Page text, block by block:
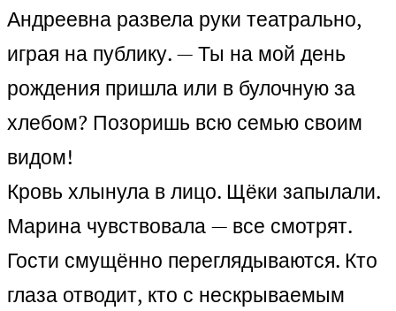
Андреевна развела руки театрально,
играя на публику. — Ты на мой день
рождения пришла или в булочную за
хлебом? Позоришь всю семью своим
видом!
Кровь хлынула в лицо. Щёки запылали.
Марина чувствовала — все смотрят.
Гости смущённо переглядываются. Кто
глаза отводит, кто с нескрываемым